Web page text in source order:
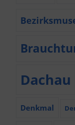
Dachau
Denkmal